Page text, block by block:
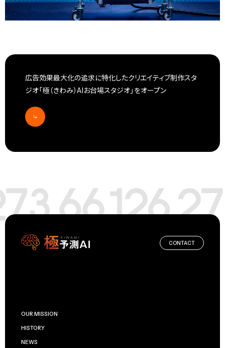
広告効果最大化の追求に特化したクリエイティブ制作スタ
ジオ「極（きわみ）AIお台場スタジオ」をオープン
CONTACT
OUR MISSION
HISTORY
NEWS